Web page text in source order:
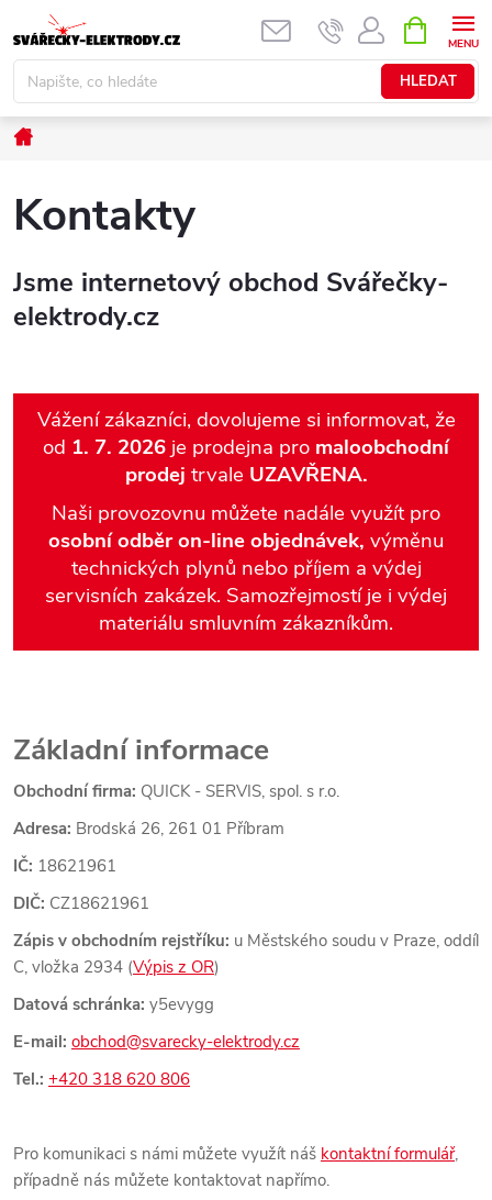
na
obsah
HLEDAT
NÁKUPNÍ
KOŠÍK
Domů
Kontakty
Jsme internetový obchod Svářečky-
elektrody.cz
Vážení zákazníci, dovolujeme si informovat, že
od 1. 7. 2026 je prodejna pro maloobchodní
prodej trvale UZAVŘENA.
Naši provozovnu můžete nadále využít pro
osobní odběr on-line objednávek, výměnu
technických plynů nebo příjem a výdej
servisních zakázek. Samozřejmostí je i výdej
materiálu smluvním zákazníkům.
Základní informace
Obchodní firma: QUICK - SERVIS, spol. s r.o.
Adresa: Brodská 26, 261 01 Příbram
IČ: 18621961
DIČ: CZ18621961
Zápis v obchodním rejstříku: u Městského soudu v Praze, oddíl
C, vložka 2934 (Výpis z OR)
Datová schránka: y5evygg
E-mail: obchod@svarecky-elektrody.cz
Tel.: +420 318 620 806
Pro komunikaci s námi můžete využít náš kontaktní formulář,
případně nás můžete kontaktovat napřímo.